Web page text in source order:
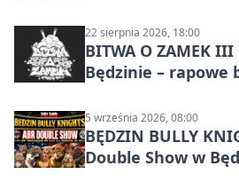
22 sierpnia 2026, 18:00
BITWA O ZAMEK III
Będzinie – rapowe
5 września 2026, 08:00
BĘDZIN BULLY
Double Show w